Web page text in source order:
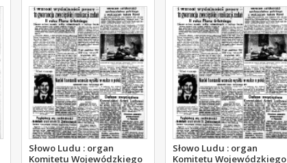
Słowo Ludu : organ
Komitetu Wojewódzkiego
Słowo Ludu : organ
Komitetu Wojewódzkiego